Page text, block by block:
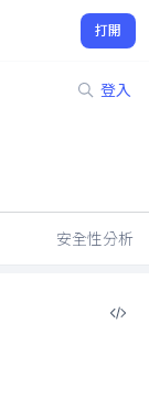
打開
登入
安全性分析